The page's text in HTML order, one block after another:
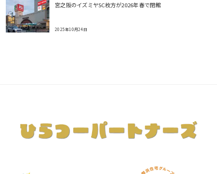
宮之阪のイズミヤSC枚方が2026年春で閉館
2025年10月24日